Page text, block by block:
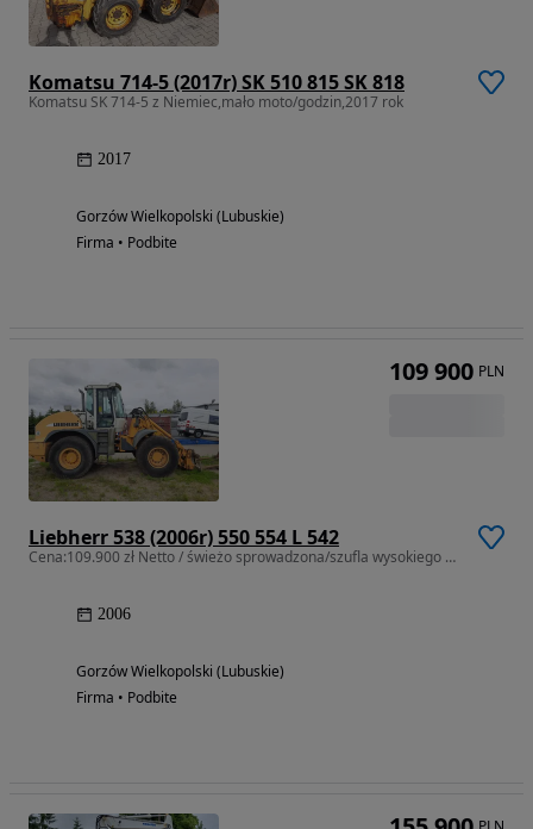
Komatsu 714-5 (2017r) SK 510 815 SK 818
Komatsu SK 714-5 z Niemiec,mało moto/godzin,2017 rok
2017
Gorzów Wielkopolski (Lubuskie)
Firma • Podbite
Liebherr 538 (2006r) 550 554 L 542
Cena:109.900 zł Netto / świeżo sprowadzona/szufla wysokiego załadunku
2006
Gorzów Wielkopolski (Lubuskie)
Firma • Podbite
109 900 PLN